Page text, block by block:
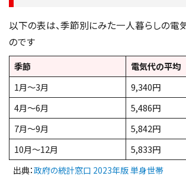
以下の表は、季節別にみた一人暮らしの電
のです
季節
電気代の平均
1月～3月
9,340円
4月～6月
5,486円
7月～9月
5,842円
10月～12月
5,833円
出典：政府の統計窓口 2023年版 単身世帯